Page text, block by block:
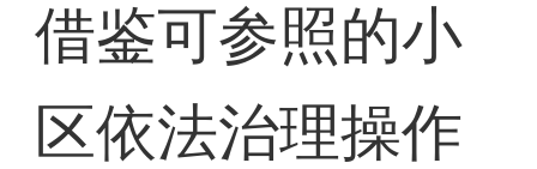
借鉴可参照的小
区依法治理操作